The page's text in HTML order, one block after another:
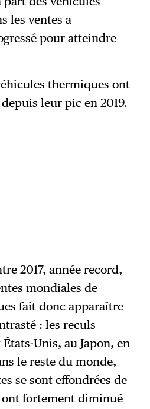
les ventes a
pour atteindre
thermiques ont
leur pic en 2019.
2017, année record,
mondiales de
fait donc apparaître
: les reculs
Unis, au Japon, en
le reste du monde,
se sont effondrées de
fortement diminué